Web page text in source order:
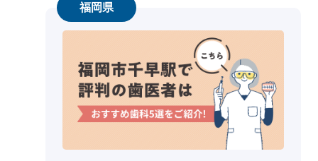
福岡県